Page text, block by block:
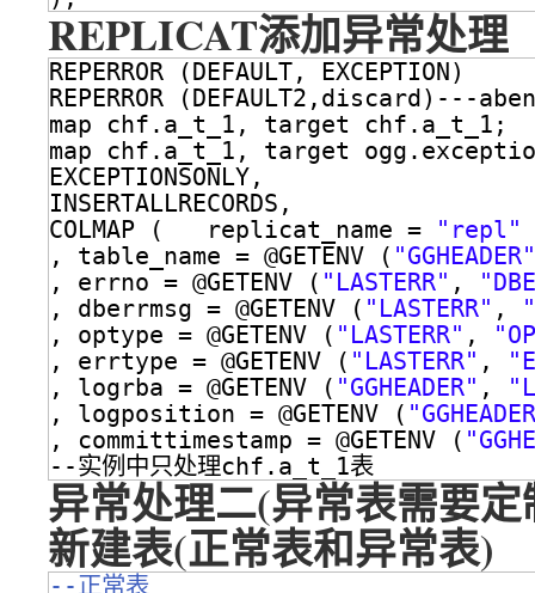
REPLICAT添加异常处理
REPERROR (DEFAULT, EXCEPTION)
REPERROR (DEFAULT2,discard)---
map chf.a_t_1, target chf.a_t_1;
map chf.a_t_1, target
EXCEPTIONSONLY,
INSERTALLRECORDS,
COLMAP (   replicat_name =
"repl"
, table_name = @GETENV ( "GGHEADER"
, errno = @GETENV ( "LASTERR" ,
, dberrmsg = @GETENV ( "LASTERR" ,
, optype = @GETENV ( "LASTERR" ,
, errtype = @GETENV ( "LASTERR" ,
, logrba = @GETENV ( "GGHEADER" ,
, logposition = @GETENV (
, committimestamp = @GETENV (
--实例中只处理chf.a_t_1表
异常处理二(异常表需要定
新建表(正常表和异常表)
--正常表